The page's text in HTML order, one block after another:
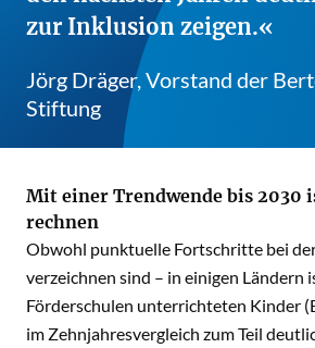
zur Inklusion zeigen.
Jörg Dräger, Vorstand der
Stiftung
Mit einer Trendwende bis 2030
rechnen
Obwohl punktuelle Fortschritte bei
verzeichnen sind – in einigen Ländern
Förderschulen unterrichteten Kinder
im Zehnjahresvergleich zum Teil